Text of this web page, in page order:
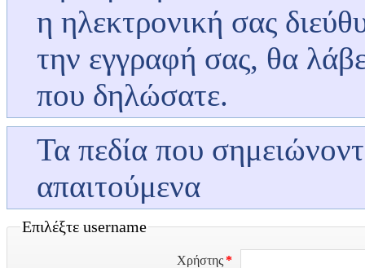
η ηλεκτρονική σας
την εγγραφή σας, θα
που δηλώσατε.
Τα πεδία που
απαιτούμενα
Επιλέξτε username
Χρήστης*